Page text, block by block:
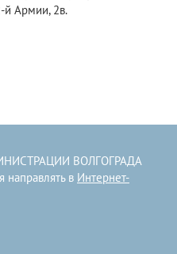
й Армии, 2в.
ВОЛГОГРАДА
в Интернет-